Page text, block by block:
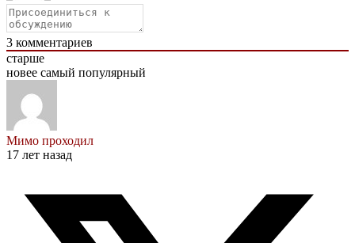
3 комментариев
старше
новее самый популярный
Мимо проходил
17 лет назад